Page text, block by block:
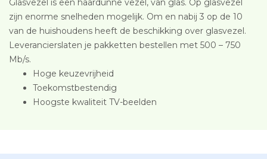
Glasvezel is een haardunne vezel, van glas. Op glasvezel
zijn enorme snelheden mogelijk. Om en nabij 3 op de 10
van de huishoudens heeft de beschikking over glasvezel.
Leverancierslaten je pakketten bestellen met 500 – 750
Mb/s.
Hoge keuzevrijheid
Toekomstbestendig
Hoogste kwaliteit TV-beelden